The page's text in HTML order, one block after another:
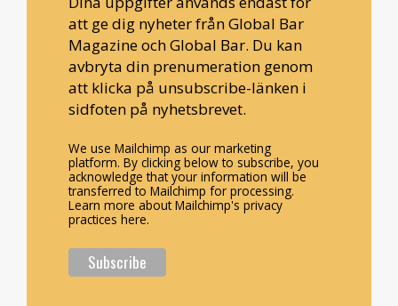
att ge dig nyheter från Global Bar
Magazine och Global Bar. Du kan
avbryta din prenumeration genom
att klicka på unsubscribe-länken i
sidfoten på nyhetsbrevet.
We use Mailchimp as our marketing
platform. By clicking below to subscribe, you
acknowledge that your information will be
transferred to Mailchimp for processing.
Learn more about Mailchimp's privacy
practices here.